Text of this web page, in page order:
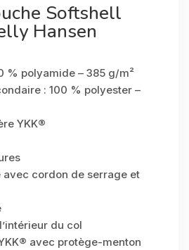
Softshell
Hansen
% polyamide – 385 g/m²
: 100 % polyester –
YKK®
avec cordon de serrage et
du col
avec protège-menton